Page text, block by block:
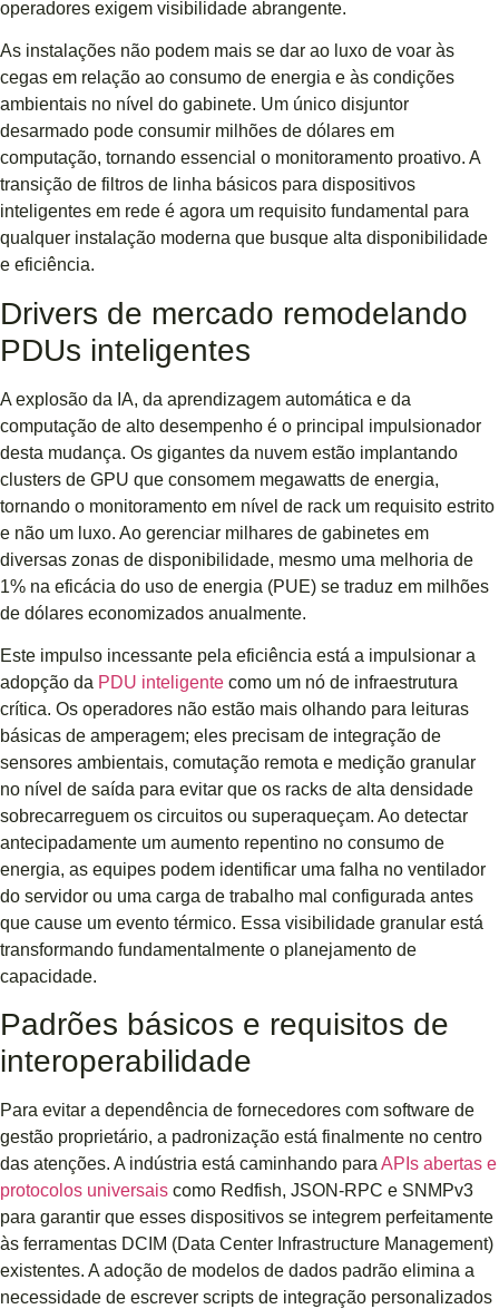
operadores exigem visibilidade abrangente.
As instalações não podem mais se dar ao luxo de voar às
cegas em relação ao consumo de energia e às condições
ambientais no nível do gabinete. Um único disjuntor
desarmado pode consumir milhões de dólares em
computação, tornando essencial o monitoramento proativo. A
transição de filtros de linha básicos para dispositivos
inteligentes em rede é agora um requisito fundamental para
qualquer instalação moderna que busque alta disponibilidade
e eficiência.
Drivers de mercado remodelando
PDUs inteligentes
A explosão da IA, da aprendizagem automática e da
computação de alto desempenho é o principal impulsionador
desta mudança. Os gigantes da nuvem estão implantando
clusters de GPU que consomem megawatts de energia,
tornando o monitoramento em nível de rack um requisito estrito
e não um luxo. Ao gerenciar milhares de gabinetes em
diversas zonas de disponibilidade, mesmo uma melhoria de
1% na eficácia do uso de energia (PUE) se traduz em milhões
de dólares economizados anualmente.
Este impulso incessante pela eficiência está a impulsionar a
adopção da PDU inteligente como um nó de infraestrutura
crítica. Os operadores não estão mais olhando para leituras
básicas de amperagem; eles precisam de integração de
sensores ambientais, comutação remota e medição granular
no nível de saída para evitar que os racks de alta densidade
sobrecarreguem os circuitos ou superaqueçam. Ao detectar
antecipadamente um aumento repentino no consumo de
energia, as equipes podem identificar uma falha no ventilador
do servidor ou uma carga de trabalho mal configurada antes
que cause um evento térmico. Essa visibilidade granular está
transformando fundamentalmente o planejamento de
capacidade.
Padrões básicos e requisitos de
interoperabilidade
Para evitar a dependência de fornecedores com software de
gestão proprietário, a padronização está finalmente no centro
das atenções. A indústria está caminhando para APIs abertas e
protocolos universais como Redfish, JSON-RPC e SNMPv3
para garantir que esses dispositivos se integrem perfeitamente
às ferramentas DCIM (Data Center Infrastructure Management)
existentes. A adoção de modelos de dados padrão elimina a
necessidade de escrever scripts de integração personalizados